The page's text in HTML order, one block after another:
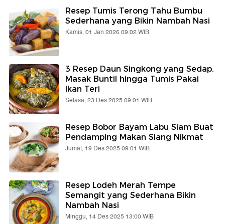
Resep Tumis Terong Tahu Bumbu
Sederhana yang Bikin Nambah Nasi
Kamis, 01 Jan 2026 09:02 WIB
3 Resep Daun Singkong yang Sedap,
Masak Buntil hingga Tumis Pakai
Ikan Teri
Selasa, 23 Des 2025 09:01 WIB
Resep Bobor Bayam Labu Siam Buat
Pendamping Makan Siang Nikmat
Jumat, 19 Des 2025 09:01 WIB
Resep Lodeh Merah Tempe
Semangit yang Sederhana Bikin
Nambah Nasi
Minggu, 14 Des 2025 13:00 WIB